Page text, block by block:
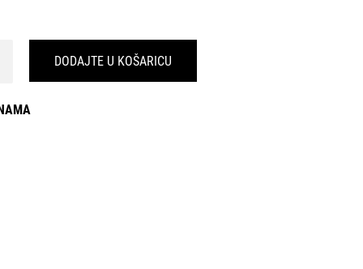
DODAJTE U KOŠARICU